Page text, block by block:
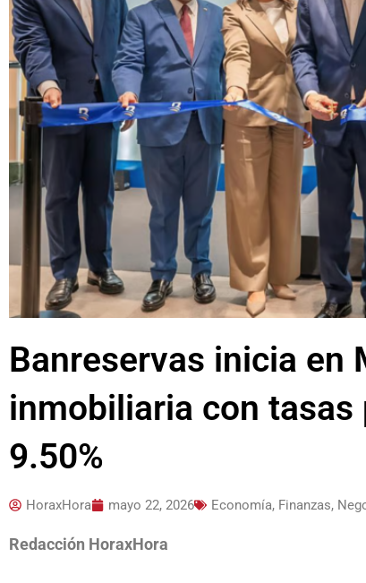
Banreservas inicia en
inmobiliaria con
9.50%
HoraxHora mayo 22, 2026 Economía, Finanzas,
Redacción HoraxHora